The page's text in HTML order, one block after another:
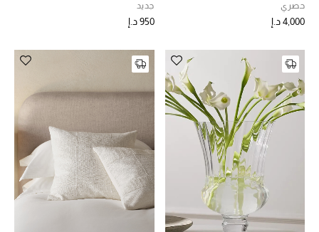
حصري
4,000 د.إ
جديد
950 د.إ